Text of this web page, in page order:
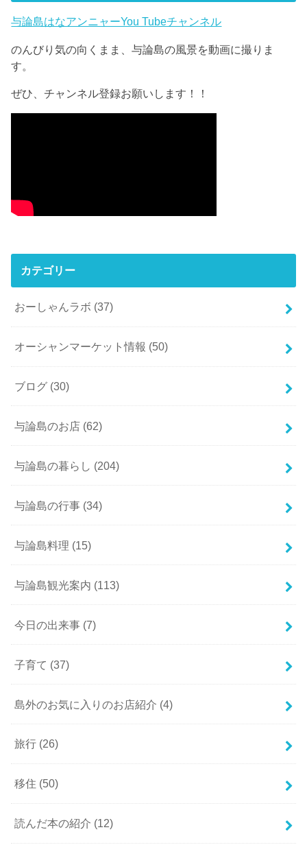
与論島はなアンニャーYou Tubeチャンネル
のんびり気の向くまま、与論島の風景を動画に撮りま
す。
ぜひ、チャンネル登録お願いします！！
カテゴリー
おーしゃんラボ (37)
オーシャンマーケット情報 (50)
ブログ (30)
与論島のお店 (62)
与論島の暮らし (204)
与論島の行事 (34)
与論島料理 (15)
与論島観光案内 (113)
今日の出来事 (7)
子育て (37)
島外のお気に入りのお店紹介 (4)
旅行 (26)
移住 (50)
読んだ本の紹介 (12)